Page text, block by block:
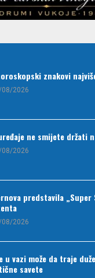
znakovi
08/2026
ne smijete držati
08/2026
predstavila „Super
08/2026
u vazi može da traje
savete